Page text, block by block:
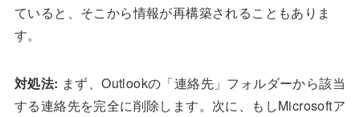
ていると、そこから情報が再構築されることもありま
す。
対処法: まず、Outlookの「連絡先」フォルダーから該当
する連絡先を完全に削除します。次に、もしMicrosoftア